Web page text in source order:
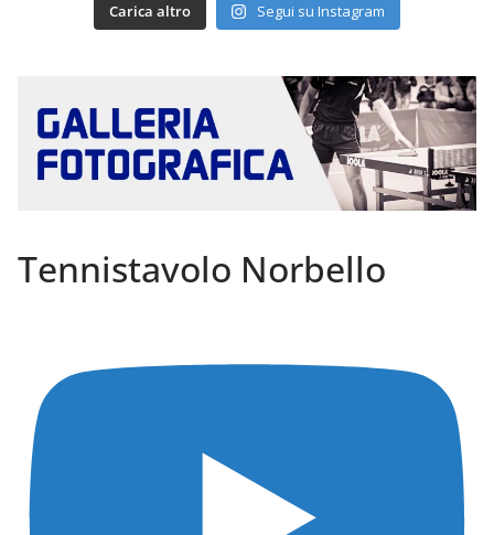
Carica altro Segui su Instagram
Tennistavolo Norbello